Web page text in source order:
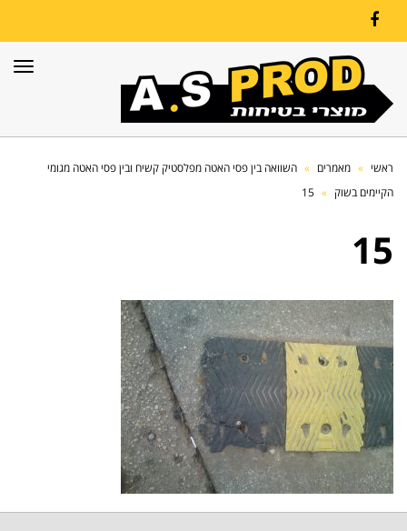
Facebook
ראשי » מאמרים » השוואה בין פסי האטה מפלסטיק קשיח ובין פסי האטה מגומי
הקיימים בשוק »
15
15